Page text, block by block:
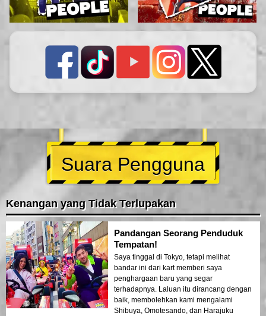
Suara Pengguna
Kenangan yang Tidak Terlupakan
Pandangan Seorang Penduduk
Tempatan!
Saya tinggal di Tokyo, tetapi melihat
bandar ini dari kart memberi saya
penghargaan baru yang segar
terhadapnya. Laluan itu dirancang dengan
baik, membolehkan kami mengalami
Shibuya, Omotesando, dan Harajuku